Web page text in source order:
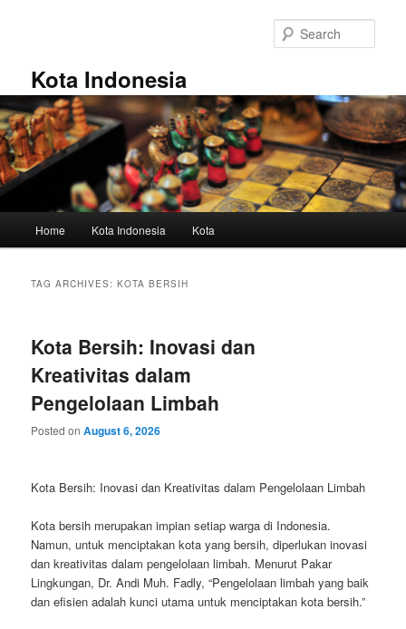
Kota Indonesia
Home Kota Indonesia Kota
TAG ARCHIVES:KOTA BERSIH
Kota Bersih: Inovasi dan
Kreativitas dalam
Pengelolaan Limbah
Posted onAugust 6, 2026
Kota Bersih: Inovasi dan Kreativitas dalam Pengelolaan Limbah
Kota bersih merupakan impian setiap warga di Indonesia.
Namun, untuk menciptakan kota yang bersih, diperlukan inovasi
dan kreativitas dalam pengelolaan limbah. Menurut Pakar
Lingkungan, Dr. Andi Muh. Fadly, “Pengelolaan limbah yang baik
dan efisien adalah kunci utama untuk menciptakan kota bersih.”